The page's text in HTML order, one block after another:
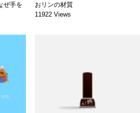
ぜ手を
おリンの材質
11922 Views